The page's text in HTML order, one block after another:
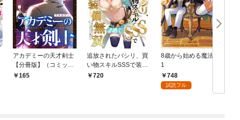
アカデミーの天才剣士
【分冊版】（コミッ
ク） １話【フルカラ
165
追放されたパシリ、買
い物スキルSSSで装備
無双 ～買ったモノを
720
8歳から始める魔法学
1
748
試読フル